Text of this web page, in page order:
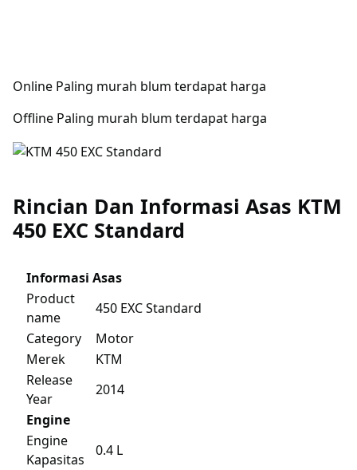
Online Paling murah blum terdapat harga
Offline Paling murah blum terdapat harga
Rincian Dan Informasi Asas KTM
450 EXC Standard
Informasi Asas
Product
name
450 EXC Standard
Category
Motor
Merek
KTM
Release
Year
2014
Engine
Engine
Kapasitas
0.4 L